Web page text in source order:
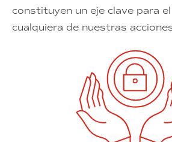
constituyen un eje clave para
cualquiera de nuestras